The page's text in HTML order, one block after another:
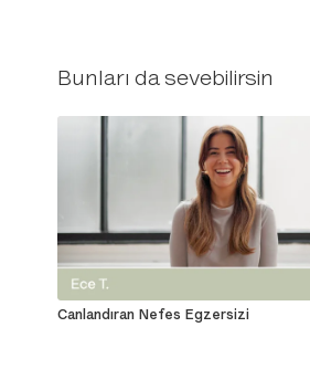
Bunları da sevebilirsin
Canlandıran Nefes Egzersizi